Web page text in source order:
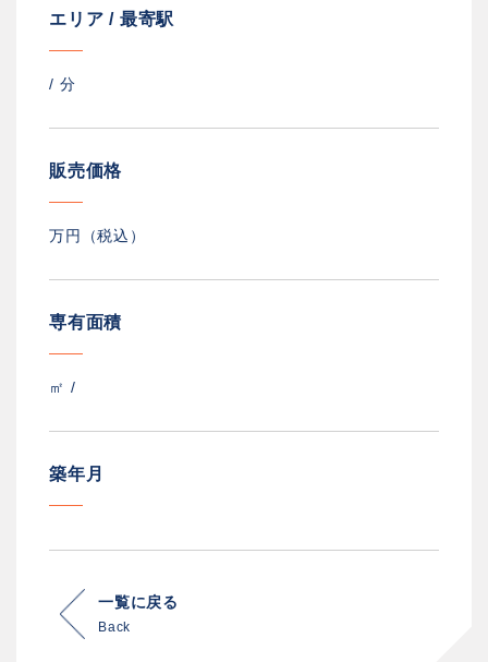
エリア / 最寄駅
/ 分
販売価格
万円（税込）
専有面積
㎡ /
築年月
一覧に戻る
Back